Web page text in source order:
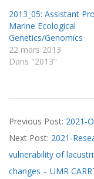
2013_05: Assistant
Marine Ecological
Genetics/Genomics
22 mars 2013
Dans "2013"
06-
16
Previous Post: 2021-
Next Post: 2021-
vulnerability of
changes – UMR